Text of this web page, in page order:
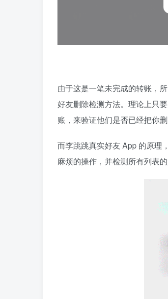
由于这是一笔未完成的转账，
好友删除检测方法。理论上只
账，来验证他们是否已经把你
而李跳跳真实好友 App 的原理
麻烦的操作，并检测所有列表的